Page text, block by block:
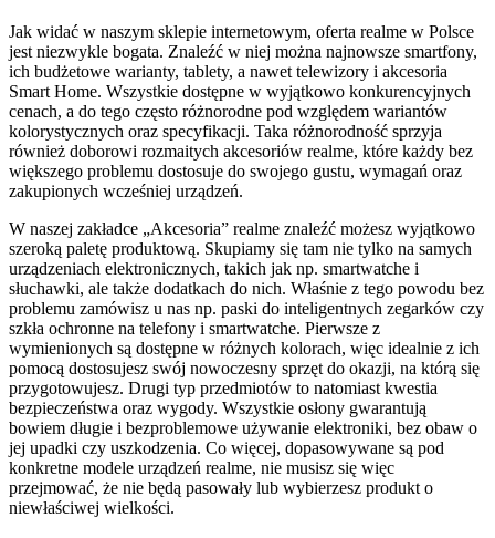
Jak widać w naszym sklepie internetowym, oferta realme w Polsce
jest niezwykle bogata. Znaleźć w niej można najnowsze smartfony,
ich budżetowe warianty, tablety, a nawet telewizory i akcesoria
Smart Home. Wszystkie dostępne w wyjątkowo konkurencyjnych
cenach, a do tego często różnorodne pod względem wariantów
kolorystycznych oraz specyfikacji. Taka różnorodność sprzyja
również doborowi rozmaitych akcesoriów realme, które każdy bez
większego problemu dostosuje do swojego gustu, wymagań oraz
zakupionych wcześniej urządzeń.
W naszej zakładce „Akcesoria” realme znaleźć możesz wyjątkowo
szeroką paletę produktową. Skupiamy się tam nie tylko na samych
urządzeniach elektronicznych, takich jak np. smartwatche i
słuchawki, ale także dodatkach do nich. Właśnie z tego powodu bez
problemu zamówisz u nas np. paski do inteligentnych zegarków czy
szkła ochronne na telefony i smartwatche. Pierwsze z
wymienionych są dostępne w różnych kolorach, więc idealnie z ich
pomocą dostosujesz swój nowoczesny sprzęt do okazji, na którą się
przygotowujesz. Drugi typ przedmiotów to natomiast kwestia
bezpieczeństwa oraz wygody. Wszystkie osłony gwarantują
bowiem długie i bezproblemowe używanie elektroniki, bez obaw o
jej upadki czy uszkodzenia. Co więcej, dopasowywane są pod
konkretne modele urządzeń realme, nie musisz się więc
przejmować, że nie będą pasowały lub wybierzesz produkt o
niewłaściwej wielkości.